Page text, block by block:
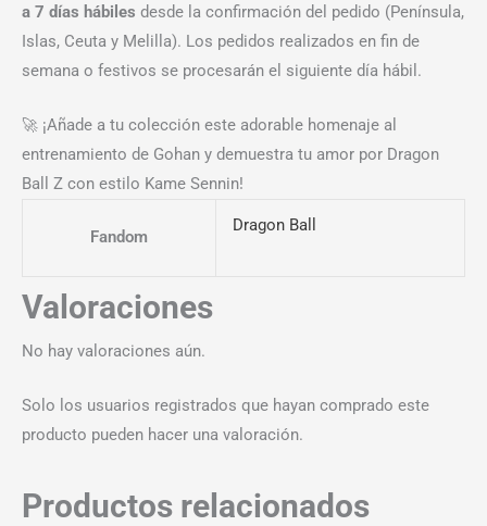
a 7 días hábiles desde la confirmación del pedido (Península,
Islas, Ceuta y Melilla). Los pedidos realizados en fin de
semana o festivos se procesarán el siguiente día hábil.
🚀 ¡Añade a tu colección este adorable homenaje al
entrenamiento de Gohan y demuestra tu amor por Dragon
Ball Z con estilo Kame Sennin!
Fandom
Dragon Ball
Valoraciones
No hay valoraciones aún.
Solo los usuarios registrados que hayan comprado este
producto pueden hacer una valoración.
Productos relacionados